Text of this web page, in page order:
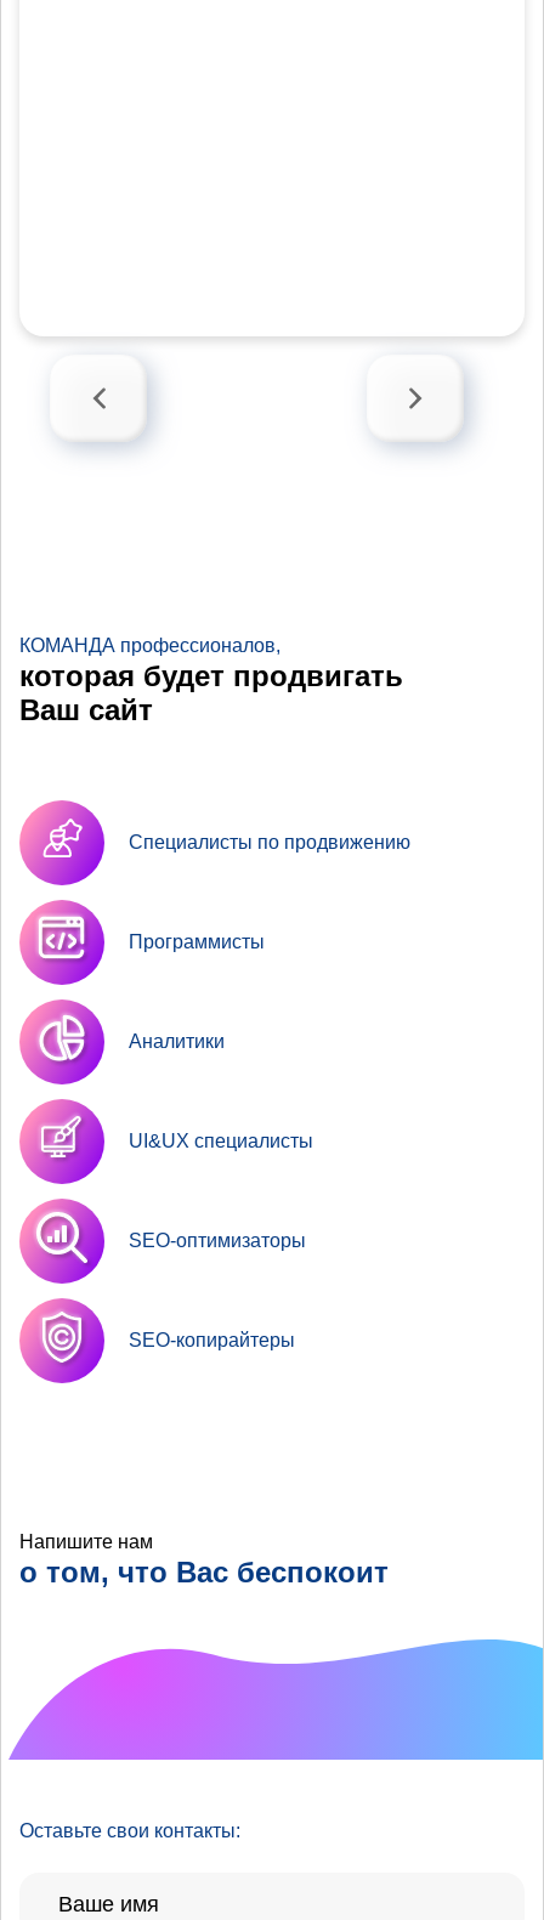
КОМАНДА профессионалов,
которая будет продвигать
Ваш сайт
Специалисты по продвижению
Программисты
Аналитики
UI&UX специалисты
SEO-оптимизаторы
SEO-копирайтеры
Напишите нам
о том, что Вас беспокоит
Оставьте свои контакты: